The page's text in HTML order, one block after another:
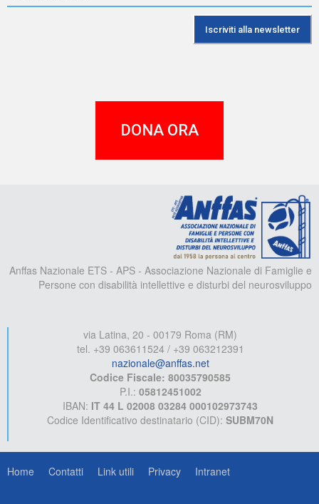
DONA ORA
Anffas Nazionale ETS - APS - Associazione Nazionale di Famiglie e
Persone con disabilità intellettive e disturbi del neurosviluppo
via Latina, 20 - 00179 Roma (RM)
tel. +39 063611524 / +39 063212391
nazionale@anffas.net
Codice Fiscale: 80035790585
P.I.: 05812451002
IBAN: IT 44 L 02008 03284 000102973743
Codice Identificativo destinatario (CID): SUBM70N
Home Contatti Link utili Privacy Intranet